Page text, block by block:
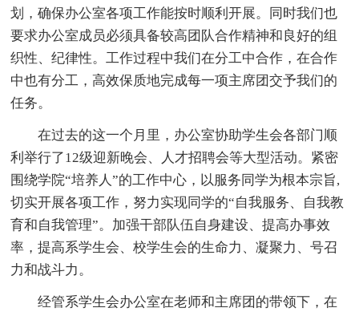
划，确保办公室各项工作能按时顺利开展。同时我们也
要求办公室成员必须具备较高团队合作精神和良好的组
织性、纪律性。工作过程中我们在分工中合作，在合作
中也有分工，高效保质地完成每一项主席团交予我们的
任务。
在过去的这一个月里，办公室协助学生会各部门顺
利举行了12级迎新晚会、人才招聘会等大型活动。紧密
围绕学院“培养人”的工作中心，以服务同学为根本宗旨,
切实开展各项工作，努力实现同学的“自我服务、自我教
育和自我管理”。加强干部队伍自身建设、提高办事效
率，提高系学生会、校学生会的生命力、凝聚力、号召
力和战斗力。
经管系学生会办公室在老师和主席团的带领下，在